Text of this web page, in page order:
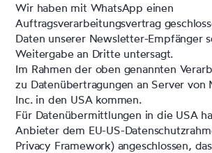
Wir haben mit WhatsApp einen
Auftragsverarbeitungsvertrag
Daten unserer Newsletter-Empfänger
Weitergabe an Dritte untersagt.
Im Rahmen der oben genannten
zu Datenübertragungen an Server von
Inc. in den USA kommen.
Für Datenübermittlungen in die USA
Anbieter dem EU-US-
Privacy Framework) angeschlossen,